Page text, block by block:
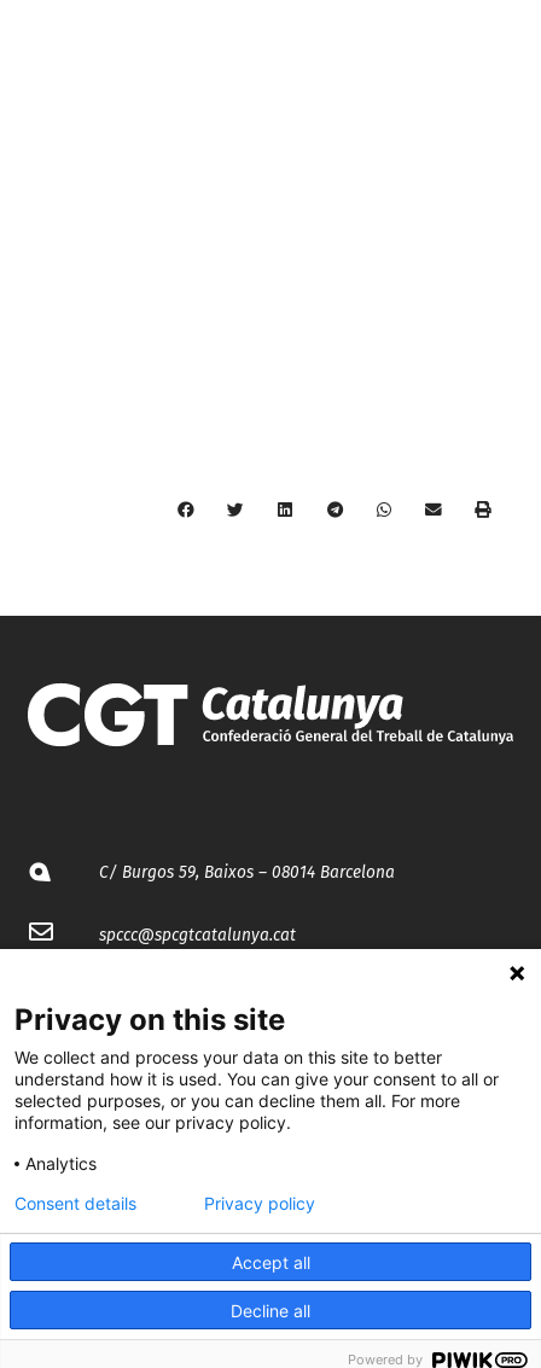
C/ Burgos 59, Baixos – 08014 Barcelona
spccc@spcgtcatalunya.cat
@CGTCatalunya
cgtcatalunya
CGTCatalunya
cgtcatalunya
Desenvolupat per
Privacy on this site
We collect and process your data on this site to better
understand how it is used. You can give your consent to all or
selected purposes, or you can decline them all. For more
information, see our privacy policy.
Analytics
Accept all
Decline all
Consent details Privacy policy
Powered by